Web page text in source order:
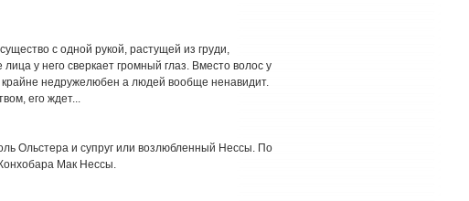
с одной рукой, растущей из груди,
у него сверкает громный глаз. Вместо волос у
недружелюбен а людей вообще ненавидит.
его ждет...
Ольстера и супруг или возлюбленный Нессы. По
Мак Нессы.